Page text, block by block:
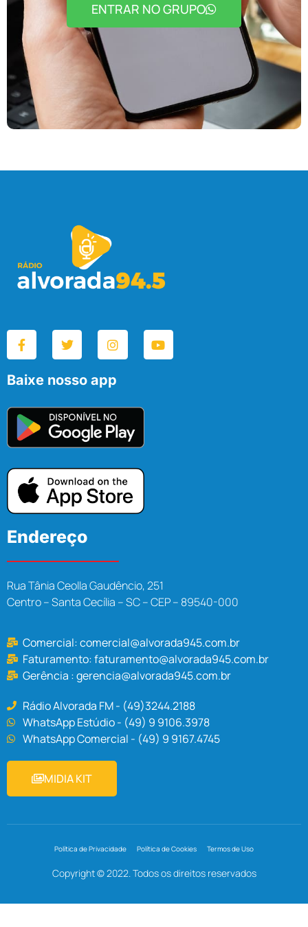
ENTRAR NO GRUPO
Baixe nosso app
Endereço
Rua Tânia Ceolla Gaudêncio, 251
Centro – Santa Cecília – SC – CEP – 89540-000
Comercial:comercial@alvorada945.com.br
Faturamento:faturamento@alvorada945.com.br
Gerência :gerencia@alvorada945.com.br
Rádio Alvorada FM - (49)3244.2188
WhatsApp Estúdio - (49) 9 9106.3978
WhatsApp Comercial - (49) 9 9167.4745
MIDIA KIT
Política de Privacidade Política de Cookies Termos de Uso
Copyright © 2022. Todos os direitos reservados